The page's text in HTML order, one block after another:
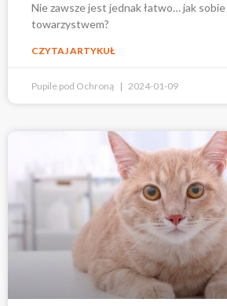
Nie zawsze jest jednak łatwo… jak
towarzystwem?
CZYTAJ ARTYKUŁ
Pupile pod Ochroną 2024-01-09